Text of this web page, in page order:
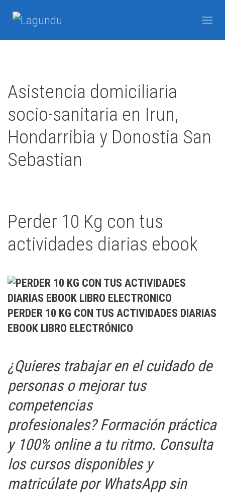
Asistencia domiciliaria
socio-sanitaria en Irun,
Hondarribia y Donostia San
Sebastian
Perder 10 Kg con tus
actividades diarias ebook
PERDER 10 KG CON TUS ACTIVIDADES DIARIAS
EBOOK LIBRO ELECTRÓNICO
¿Quieres trabajar en el cuidado de
personas o mejorar tus
competencias
profesionales? Formación práctica
y 100% online a tu ritmo. Consulta
los cursos disponibles y
matricúlate por WhatsApp sin